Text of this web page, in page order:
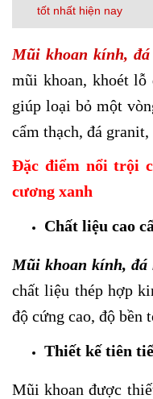
tốt nhất hiện nay
Mũi khoan kính,
mũi khoan, khoét
giúp loại bỏ một
cẩm thạch, đá
Đặc điểm nổi trội
cương xanh
Chất liệu cao
Mũi khoan kính, đá
chất liệu thép hợp
độ cứng cao, độ bền
Thiết kế tiên
Mũi khoan được